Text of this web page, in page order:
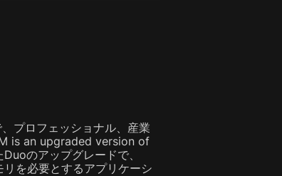
プロフェッショナル、産業
is an upgraded version of
のアップグレードで、
を必要とするアプリケーシ